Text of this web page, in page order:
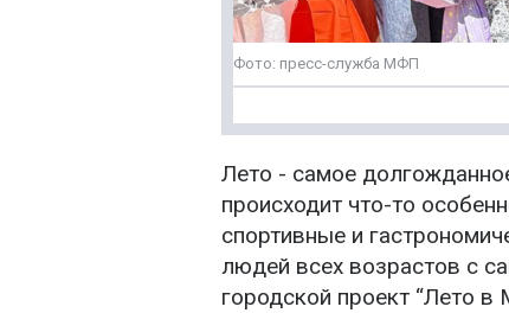
Фото: пресс-служба МФП
Лето - самое
происходит что-то
спортивные и
людей всех возрастов с
городской проект “Лето в